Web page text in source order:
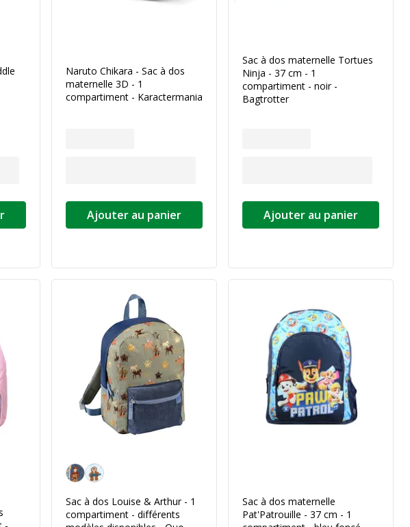
Naruto Chikara - Sac à dos
maternelle 3D - 1
compartiment - Karactermania
Ajouter au panier
Sac à dos maternelle Tortues
Ninja - 37 cm - 1
compartiment - noir -
Bagtrotter
Ajouter au panier
Personnalisation de la couleur
Sac à dos Louise & Arthur - 1
compartiment - différents
Sac à dos maternelle
Pat'Patrouille - 37 cm - 1